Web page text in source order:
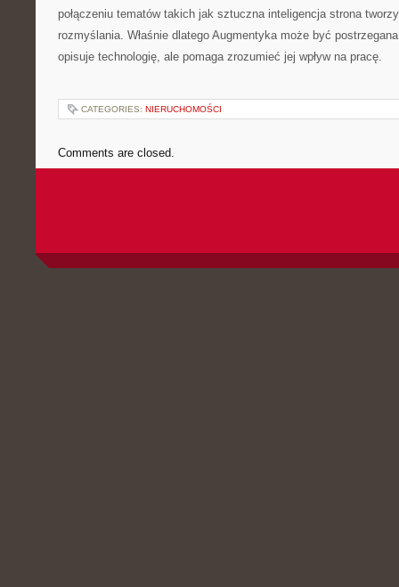
połączeniu tematów takich jak sztuczna inteligencja strona
rozmyślania. Właśnie dlatego Augmentyka może być
opisuje technologię, ale pomaga zrozumieć jej wpływ na pracę.
CATEGORIES: NIERUCHOMOŚCI
Comments are closed.